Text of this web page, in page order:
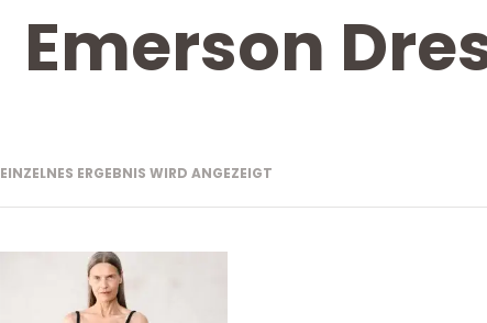
Emerson
EINZELNES ERGEBNIS WIRD ANGEZEIGT